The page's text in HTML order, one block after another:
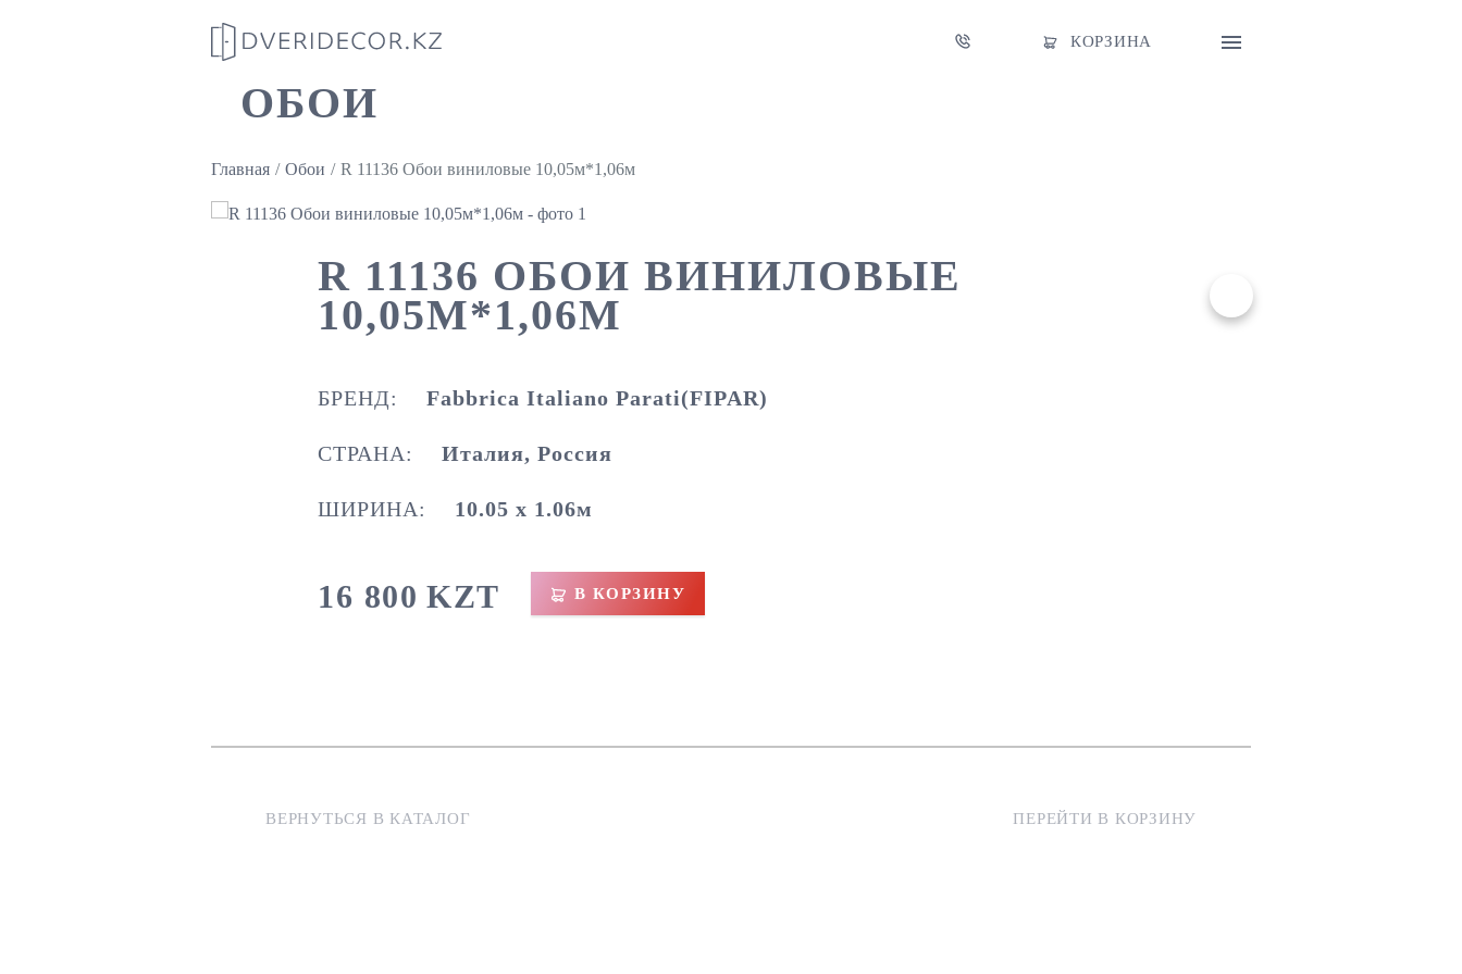
КОРЗИНА
ОБОИ
Главная Обои R 11136 Обои виниловые 10,05м*1,06м
R 11136 ОБОИ ВИНИЛОВЫЕ
10,05М*1,06М
БРЕНД: Fabbrica Italiano Parati(FIPAR)
СТРАНА: Италия, Россия
ШИРИНА: 10.05 х 1.06м
16 800 KZT В КОРЗИНУ
ВЕРНУТЬСЯ В КАТАЛОГ ПЕРЕЙТИ В КОРЗИНУ